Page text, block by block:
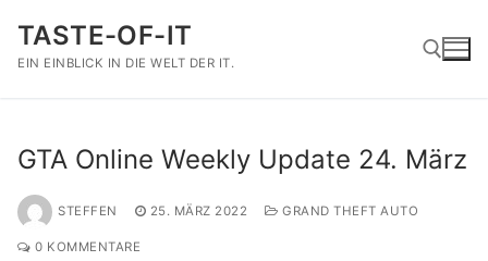
Inhalt
springen
TASTE-OF-IT
EIN EINBLICK IN DIE WELT DER IT.
GTA Online Weekly Update 24. März
STEFFEN 25. MÄRZ 2022 GRAND THEFT AUTO
0 KOMMENTARE